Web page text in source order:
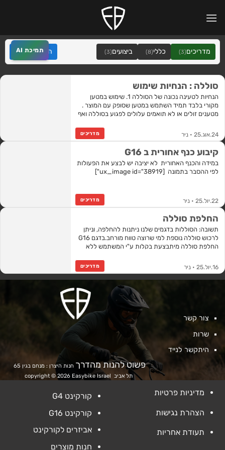
ביצועים(3) כללי(8) מדריכים(3) הצג הכל
סוללה : הנחיות שימוש
הנחיות לטעינה נכונה של הסוללה 1. שימוש במטען
מקורי בלבד תמיד השתמש במטען שסופק עם המוצר .
מטענים זולים או לא תואמים עלולים לפגוע בסוללה ואף
24.אוג.25 • ניר מדריכים
קיבוע כנף אחורית ב G16
במידה והכנף האחורית לא יציבה יש לבצע את הפעולות
לפי ההסבר בתמונה [ux_image id="38919"]
22.יול.25 • ניר מדריכים
החלפת סוללה
תשובה: הסוללות בדגמים שלנו ניתנות להחלפה, וניתן
לרכוש סוללה נוספת למי שרוצה טווח מורחב.בדגם G16
החלפת סוללה מיתבצעת בקלות ע"י המשתמש ללא
16.יול.25 • ניר מדריכים
פשוט להנות מהדרך
תל אביב
צור קשר
שרות
היתקשר לנייד
מדיניות פרטיות
הצהרת נגישות
תעודת אחריות
קורקינט G4
קורקינט G16
אביזרים לקורקינט
חנות מוצרים
תמיכת AI